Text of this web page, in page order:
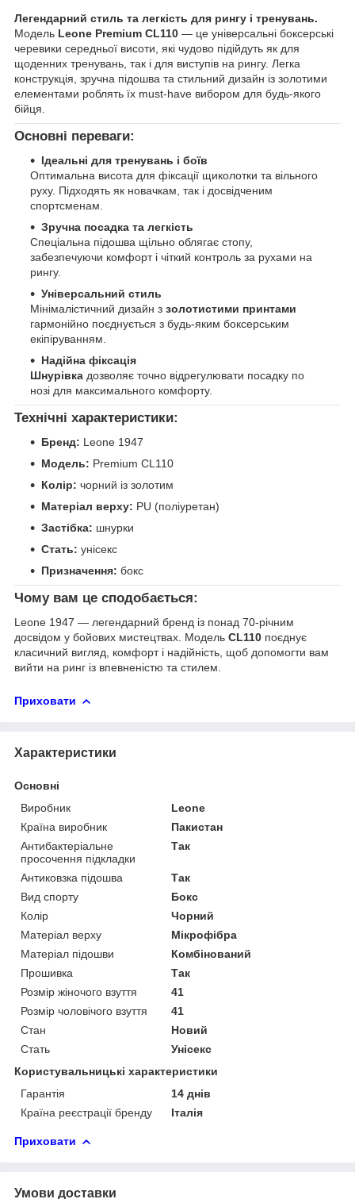
Легендарний стиль та легкість для рингу і тренувань.
Модель Leone Premium CL110 — це універсальні боксерські
черевики середньої висоти, які чудово підійдуть як для
щоденних тренувань, так і для виступів на рингу. Легка
конструкція, зручна підошва та стильний дизайн із золотими
елементами роблять їх must-have вибором для будь-якого
бійця.
Основні переваги:
Ідеальні для тренувань і боїв
Оптимальна висота для фіксації щиколотки та вільного
руху. Підходять як новачкам, так і досвідченим
спортсменам.
Зручна посадка та легкість
Спеціальна підошва щільно облягає стопу,
забезпечуючи комфорт і чіткий контроль за рухами на
рингу.
Універсальний стиль
Мінімалістичний дизайн з золотистими принтами
гармонійно поєднується з будь-яким боксерським
екіпіруванням.
Надійна фіксація
Шнурівка дозволяє точно відрегулювати посадку по
нозі для максимального комфорту.
Технічні характеристики:
Бренд: Leone 1947
Модель: Premium CL110
Колір: чорний із золотим
Матеріал верху: PU (поліуретан)
Застібка: шнурки
Стать: унісекс
Призначення: бокс
Чому вам це сподобається:
Leone 1947 — легендарний бренд із понад 70-річним
досвідом у бойових мистецтвах. Модель CL110 поєднує
класичний вигляд, комфорт і надійність, щоб допомогти вам
вийти на ринг із впевненістю та стилем.
Приховати
Характеристики
Основні
Виробник
Leone
Країна виробник
Пакистан
Антибактеріальне
просочення підкладки
Так
Антиковзка підошва
Так
Вид спорту
Бокс
Колір
Чорний
Матеріал верху
Мікрофібра
Матеріал підошви
Комбінований
Прошивка
Так
Розмір жіночого взуття
41
Розмір чоловічого взуття
41
Стан
Новий
Стать
Унісекс
Користувальницькі характеристики
Гарантія
14 днів
Країна реєстрації бренду
Італія
Приховати
Умови доставки